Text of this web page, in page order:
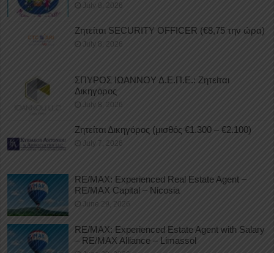
July 8, 2026
Ζητείται SECURITY OFFICER (€8,75 την ώρα)
July 8, 2026
ΣΠΥΡΟΣ ΙΩΑΝΝΟΥ Δ.Ε.Π.Ε.: Ζητείται
Δικηγόρος
July 8, 2026
Ζητείται Δικηγόρος (μισθός €1.300 – €2.100)
July 7, 2026
RE/MAX: Experienced Real Estate Agent –
RE/MAX Capital – Nicosia
June 29, 2026
RE/MAX: Experienced Estate Agent with Salary
– RE/MAX Alliance – Limassol